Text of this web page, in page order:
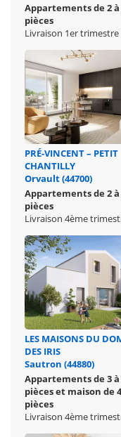
Appartements de 2 à
pièces
Livraison 1er trimestre
PRÉ-VINCENT – PETIT
CHANTILLY
Orvault (44700)
Appartements de 2 à
pièces
Livraison 4ème
LES MAISONS DU
DES IRIS
Sautron (44880)
Appartements de 3 à
pièces et maison de 4
pièces
Livraison 4ème